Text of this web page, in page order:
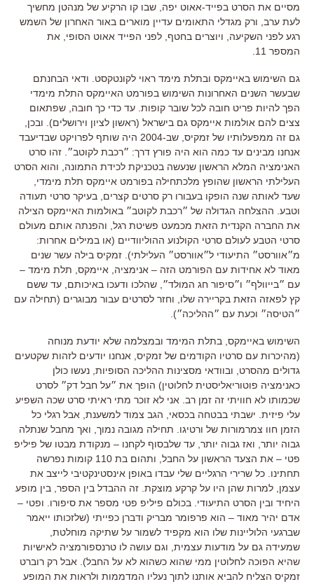
מסיים את הסרט בפייד-אאוט יפה, שבו קו הרקיע של מנהטן מחשיך
לעת ערב, ורק מגדלי התאומים עדיין מוארים באור האחרון של השמש
רגע לפני השקיעה, ויוצרים בחטף, לפני הפייד אאוט הסופי, את
המספר 11.
גם השימוש באיימקס ובתלת מימד ראוי לקונטקסט. ודאי הבחנתם
שבעשר השנים האחרונות השימוש בפורמט האיימקס התלת מימדי
הפך להיות פריט חובה לכל שובר קופות. עד כדי כך חובה, שפתאום
צצים להם אולמות איימקס גם בישראל (ראשון לציון וירושלים). ובכן,
גם זה ממפעלותיו של זמקיס, שב-2004 היה שותף לפרויקט שבדיעבד
אנחנו מבינים עד כמה הוא היה פורץ דרך: ״רכבת לקוטב״. זהו סרט
האנימציה המלא הראשון שנעשה בטכניקת לכידת התמונה, והוא הסרט
העלילתי הראשון שהופץ מלכתחילה בפורמט איימקס תלת מימדי,
שעד לאותה שנה הופקו בעבורו רק סרטים קצרים, בעיקר סרטי תעודה
וטבע. ההצלחה הגדולה של ״רכבת לקוטב״ באולמות האיימקס הצילה
את החברה הקנדית הזאת מכמעט פשיטת רגל, והפנתה אותם מעולם
סרטי הטבע לעולם סרטי הקולנוע ההוליוודיים (או במילים אחרות:
מ״אוורסט״ התיעודי ל״אוורסט״ העלילתי). זמקיס בילה עשר שנים
מאוד לא אחידות עם הפורמט הזה – אנימציה, איימקס, תלת מימד –
עם ״בייוולף״ ו״סיפור חג המולד״, שהלכו ודעכו באיכותם, עד ששם
קץ לפאזה הזאת בקריירה שלו, וחזר לסרטים עבור מבוגרים (תחילה עם
״הטיסה״ וכעת עם ״ההליכה״).
השימוש באיימקס, בתלת המימד ובמצלמה שלא יודעת מנוחה
(מהיכרות עם סרטיו הקודמים של זמקיס, אנחנו יודעים לזהות שקטעים
גדולים מהסרט, ובוודאי מסצינות ההליכה הסופיות, נעשו כולן
כאנימציה פוטוריאליסטית לחלוטין) הופך את ״על חבל דק״ לסרט
שכמותו לא חוויתי זה זמן רב. אני לא זוכר מתי ראיתי סרט שכה השפיע
עלי פיזית. ישבתי בבטחה בכסאי, הגב צמוד למשענת, אבל רגלי כל
הזמן חוו צמרמורות של ורטיגו. תחילה מגובה נמוך, ואך מחבל שנתלה
גבוה יותר, ואז גבוה יותר, עד שלבסוף לקחנו – מנקודת מבטו של פיליפ
פטי – את הצעד הראשון על החבל, ותהום בת 110 קומות נפרשה
תחתינו. כל שרירי הרגליים שלי עבדו באופן אינסטינקטיבי לייצב את
עצמן, למרות שהן היו על קרקע מוצקת. זה ההבדל בין הספר, בין מופע
היחיד ובין הסרט התיעודי. בכולם פיליפ פטי מספר את סיפורו. ופטי –
אדם יהיר מאוד – הוא פרפומר מבריק ודברן כפייתי (שלזכותו ייאמר
שברגעי הלוליינות שלו הוא מקפיד לשמור על שתיקה מוחלטת,
שמעידה גם על מודעות עצמית, וגם עושה לו טרנספורמציה לאישיות
שהיא הפוכה לחלוטין ממי שהוא כשהוא לא על החבל). אבל רק רוברט
זמקיס הצליח להביא אותנו לתוך נעליו המדממות ולראות את המופע